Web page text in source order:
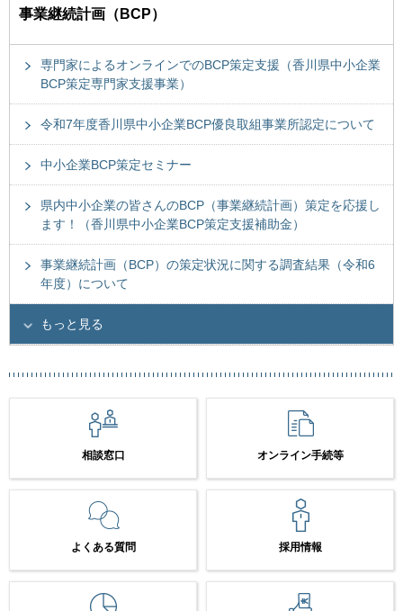
事業継続計画（BCP）
専門家によるオンラインでのBCP策定支援（香川県中小企業
BCP策定専門家支援事業）
令和7年度香川県中小企業BCP優良取組事業所認定について
中小企業BCP策定セミナー
県内中小企業の皆さんのBCP（事業継続計画）策定を応援し
ます！（香川県中小企業BCP策定支援補助金）
事業継続計画（BCP）の策定状況に関する調査結果（令和6
年度）について
もっと見る
相談窓口 オンライン手続等
よくある質問 採用情報